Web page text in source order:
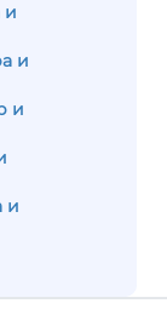
и
и
и
и